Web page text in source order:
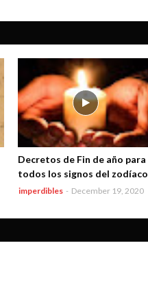
Decretos de Fin de año para
todos los signos del zodíaco
imperdibles - December 19, 2020